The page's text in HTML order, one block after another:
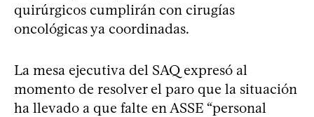
quirúrgicos cumplirán con cirugías
oncológicas ya coordinadas.
La mesa ejecutiva del SAQ expresó al
momento de resolver el paro que la situación
ha llevado a que falte en ASSE “personal